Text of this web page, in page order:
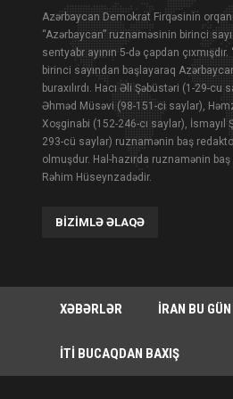
Azərbaycan Demokrat Firqəsinin
“Azərbaycan” ruznaməsinin birinci
sentyabr ayının 5-də çapdan çıxmışdır.
birinci sayından başlayaraq
buraxılırdı. Hacı Əli Şəbüstəri (1-29-cu
Əhməd Müsəvi (98-151-ci saylar),
Xoşginabi (152-246-cı saylar), İsmayıl
293-cü saylar) ruznamənin baş
olmuşdur. Hal-hazırda ruznamənin
Rəhim Hüseynzadədir.
BIZIMLƏ ƏLAQƏ
XƏBƏRLƏR İRAN BU GÜN
İTI BUCAQDAN BAXIŞ